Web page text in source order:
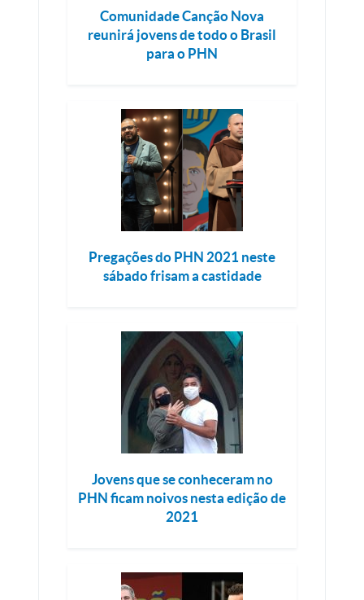
Comunidade Canção Nova
reunirá jovens de todo o Brasil
para o PHN
Pregações do PHN 2021 neste
sábado frisam a castidade
Jovens que se conheceram no
PHN ficam noivos nesta edição de
2021